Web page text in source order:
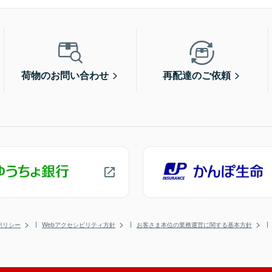
荷物のお問い合わせ 再配達のご依頼
リシー Webアクセシビリティ方針 お客さま本位の業務運営に関する基本方針